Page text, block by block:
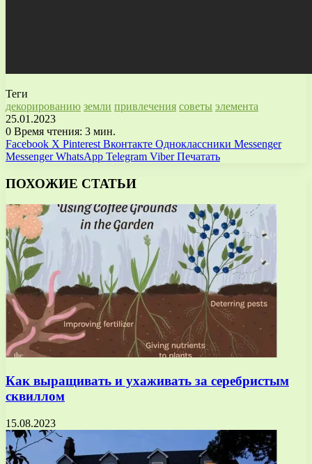
Теги
декорированию земли привлечения советы элемента
25.01.2023
0 Время чтения: 3 мин.
Facebook X Pinterest Вконтакте Одноклассники Messenger
Messenger WhatsApp Telegram Viber Печатать
ПОХОЖИЕ СТАТЬИ
Как выращивать и ухаживать за серебристым
сквиллом
15.08.2023